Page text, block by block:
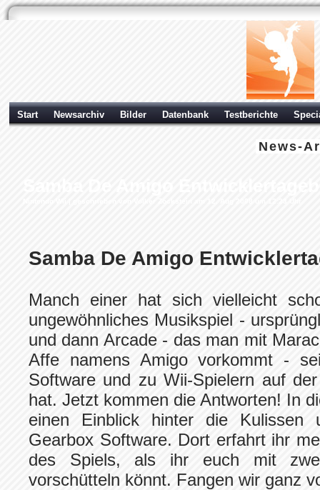
Start Newsarchiv Bilder Datenbank Testberichte
News-
Samba De Amigo
Manch einer hat sich vielleicht
ungewöhnliches Musikspiel -
und dann Arcade - das man mit
Affe namens Amigo vorkommt -
Software und zu Wii-Spielern auf
hat. Jetzt kommen die Antworten! In
einen Einblick hinter die
Gearbox Software. Dort erfahrt ihr
des Spiels, als ihr euch mit zwei
vorschütteln könnt. Fangen wir ganz